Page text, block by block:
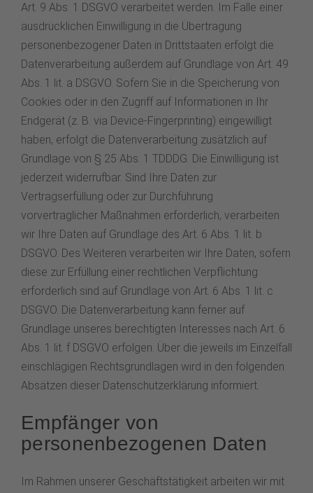
Art. 9 Abs. 1 DSGVO verarbeitet werden. Im Falle einer
ausdrücklichen Einwilligung in die Übertragung
personenbezogener Daten in Drittstaaten erfolgt die
Datenverarbeitung außerdem auf Grundlage von Art. 49
Abs. 1 lit. a DSGVO. Sofern Sie in die Speicherung von
Cookies oder in den Zugriff auf Informationen in Ihr
Endgerät (z. B. via Device-Fingerprinting) eingewilligt
haben, erfolgt die Datenverarbeitung zusätzlich auf
Grundlage von § 25 Abs. 1 TDDDG. Die Einwilligung ist
jederzeit widerrufbar. Sind Ihre Daten zur
Vertragserfüllung oder zur Durchführung
vorvertraglicher Maßnahmen erforderlich, verarbeiten
wir Ihre Daten auf Grundlage des Art. 6 Abs. 1 lit. b
DSGVO. Des Weiteren verarbeiten wir Ihre Daten, sofern
diese zur Erfüllung einer rechtlichen Verpflichtung
erforderlich sind auf Grundlage von Art. 6 Abs. 1 lit. c
DSGVO. Die Datenverarbeitung kann ferner auf
Grundlage unseres berechtigten Interesses nach Art. 6
Abs. 1 lit. f DSGVO erfolgen. Über die jeweils im Einzelfall
einschlägigen Rechtsgrundlagen wird in den folgenden
Absätzen dieser Datenschutzerklärung informiert.
Empfänger von
personenbezogenen Daten
Im Rahmen unserer Geschäftstätigkeit arbeiten wir mit